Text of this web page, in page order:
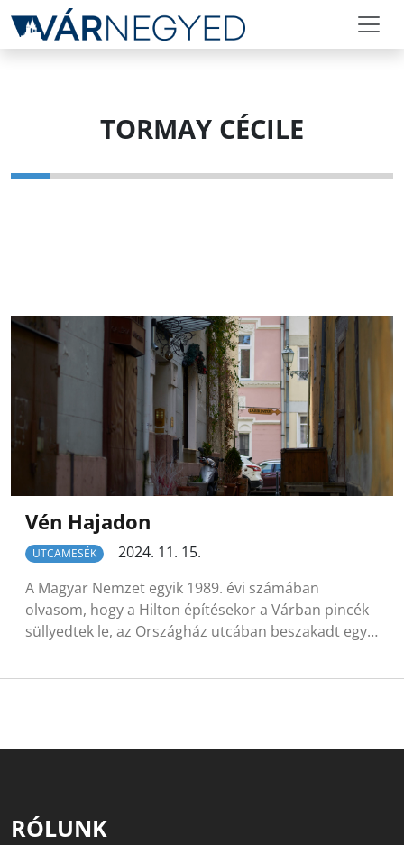
TORMAY CÉCILE
Vén Hajadon
UTCAMESÉK
2024. 11. 15.
A Magyar Nemzet egyik 1989. évi számában
olvasom, hogy a Hilton építésekor a Várban pincék
süllyedtek le, az Országház utcában beszakadt egy…
RÓLUNK